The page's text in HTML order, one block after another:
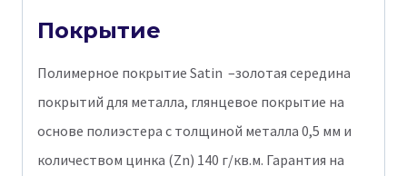
Покрытие
Полимерное покрытие Satin –золотая середина
покрытий для металла, глянцевое покрытие на
основе полиэстера с толщиной металла 0,5 мм и
количеством цинка (Zn) 140 г/кв.м. Гарантия на